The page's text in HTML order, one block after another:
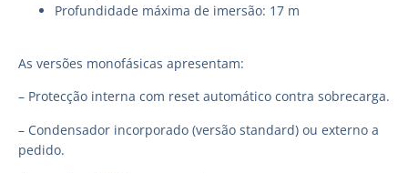
Profundidade máxima de imersão: 17 m
As versões monofásicas apresentam:
– Protecção interna com reset automático contra sobrecarga.
– Condensador incorporado (versão standard) ou externo a
pedido.